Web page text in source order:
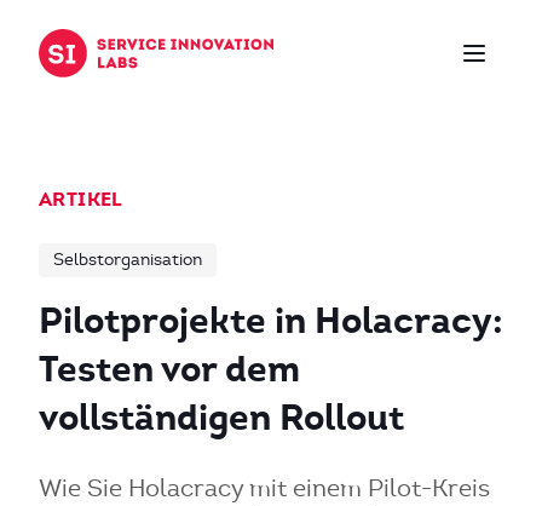
ARTIKEL
Selbstorganisation
Pilotprojekte in Holacracy:
Testen vor dem
vollständigen Rollout
Wie Sie Holacracy mit einem Pilot-Kreis